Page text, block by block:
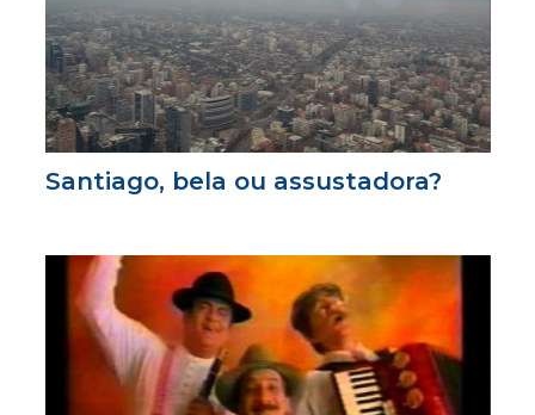
Santiago, bela ou assustadora?